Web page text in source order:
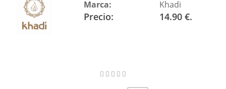
Marca: Khadi
Precio: 14.90 €.